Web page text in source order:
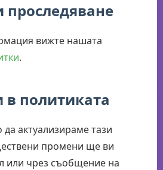
проследяване
вижте нашата
.
политиката
актуализираме тази
промени ще ви
или чрез съобщение на